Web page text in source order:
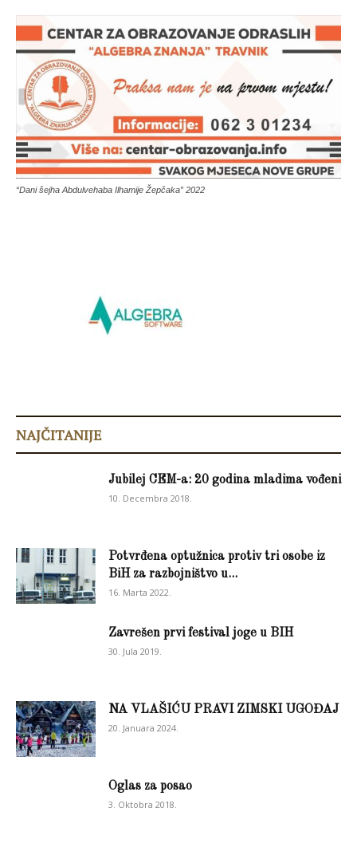
“Dani šejha Abdulvehaba Ilhamije Žepčaka” 2022
NAJČITANIJE
Jubilej CEM-a: 20 godina mladima vođeni
10. Decembra 2018.
Potvrđena optužnica protiv tri osobe iz
BiH za razbojništvo u...
16. Marta 2022.
Zavrešen prvi festival joge u BIH
30. Jula 2019.
NA VLAŠIĆU PRAVI ZIMSKI UGOĐAJ
20. Januara 2024.
Oglas za posao
3. Oktobra 2018.